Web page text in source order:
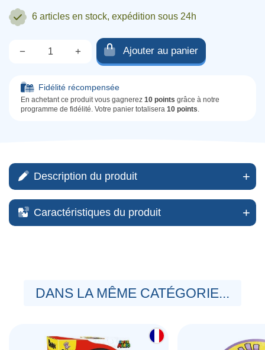
6 articles en stock, expédition sous 24h
− + Ajouter au panier
Fidélité récompensée
En achetant ce produit vous gagnerez 10 points grâce à notre
programme de fidélité. Votre panier totalisera 10 points.
Description du produit
Caractéristiques du produit
DANS LA MÊME CATÉGORIE...